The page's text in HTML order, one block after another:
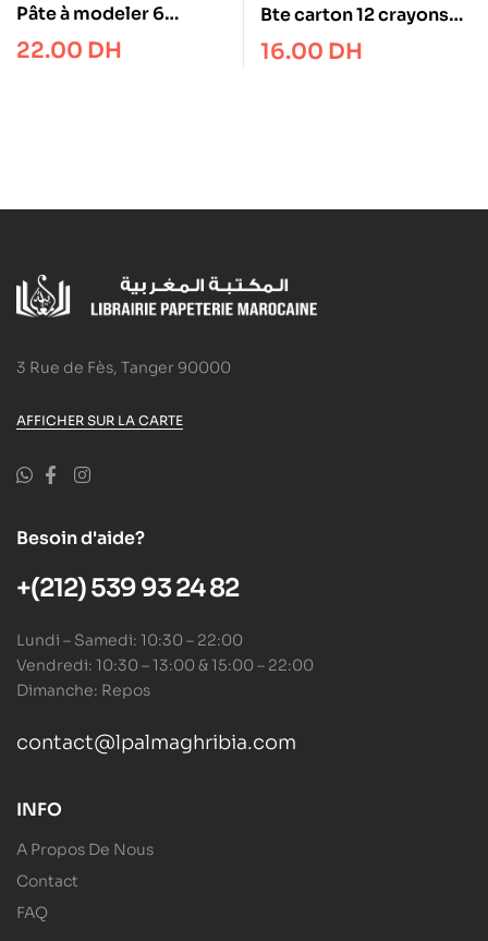
Pâte à modeler 6
bâtons JOVI plastilina
22.00 DH
Bte carton 12 crayons
couleur STAEDTLER
11cm
16.00 DH
3 Rue de Fès, Tanger 90000
AFFICHER SUR LA CARTE
Besoin d'aide?
+(212) 539 93 24 82
Lundi – Samedi: 10:30 – 22:00
Vendredi: 10:30 – 13:00 & 15:00 – 22:00
Dimanche: Repos
contact@lpalmaghribia.com
INFO
A Propos De Nous
Contact
FAQ